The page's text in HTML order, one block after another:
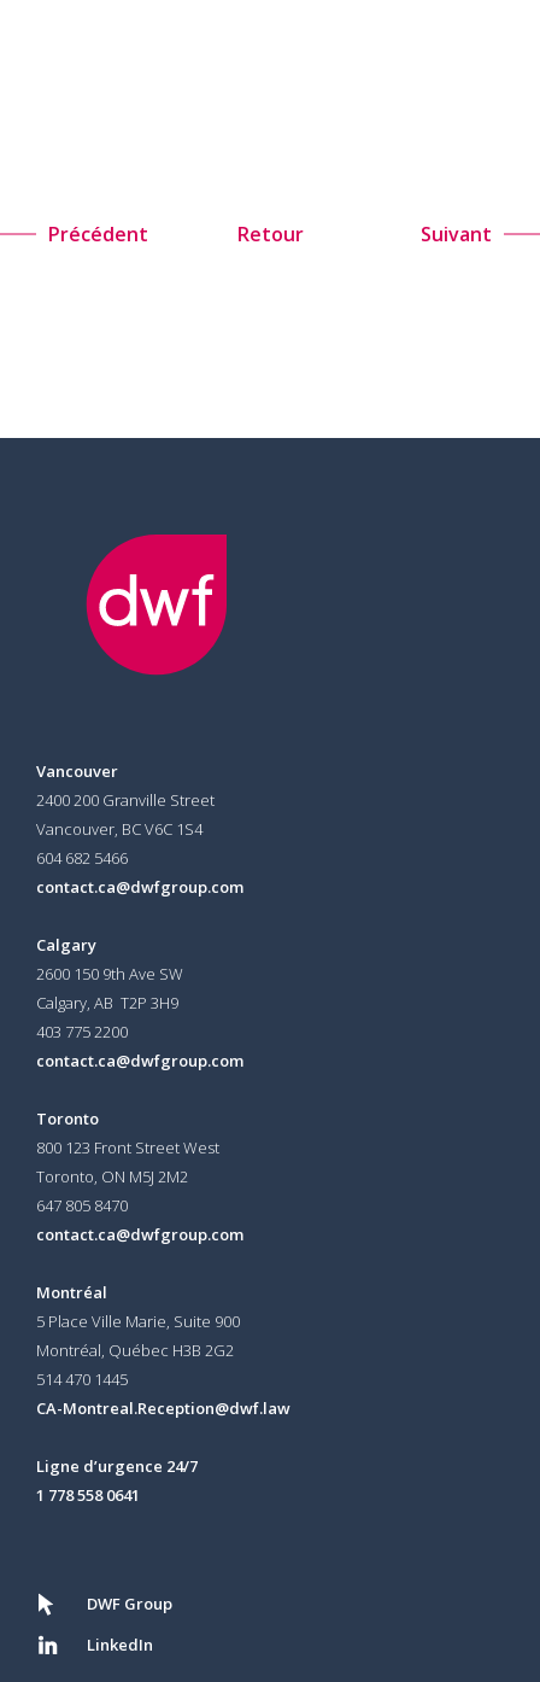
Précédent Retour Suivant
Vancouver
2400 200 Granville Street
Vancouver, BC V6C 1S4
604 682 5466
contact.ca@dwfgroup.com
Calgary
2600 150 9th Ave SW
Calgary, AB T2P 3H9
403 775 2200
contact.ca@dwfgroup.com
Toronto
800 123 Front Street West
Toronto, ON M5J 2M2
647 805 8470
contact.ca@dwfgroup.com
Montréal
5 Place Ville Marie, Suite 900
Montréal, Québec H3B 2G2
514 470 1445
CA-Montreal.Reception@dwf.law
Ligne d’urgence 24/7
1 778 558 0641
DWF Group
LinkedIn